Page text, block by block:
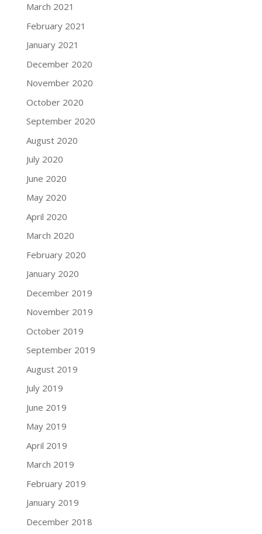
March 2021
February 2021
January 2021
December 2020
November 2020
October 2020
September 2020
August 2020
July 2020
June 2020
May 2020
April 2020
March 2020
February 2020
January 2020
December 2019
November 2019
October 2019
September 2019
August 2019
July 2019
June 2019
May 2019
April 2019
March 2019
February 2019
January 2019
December 2018